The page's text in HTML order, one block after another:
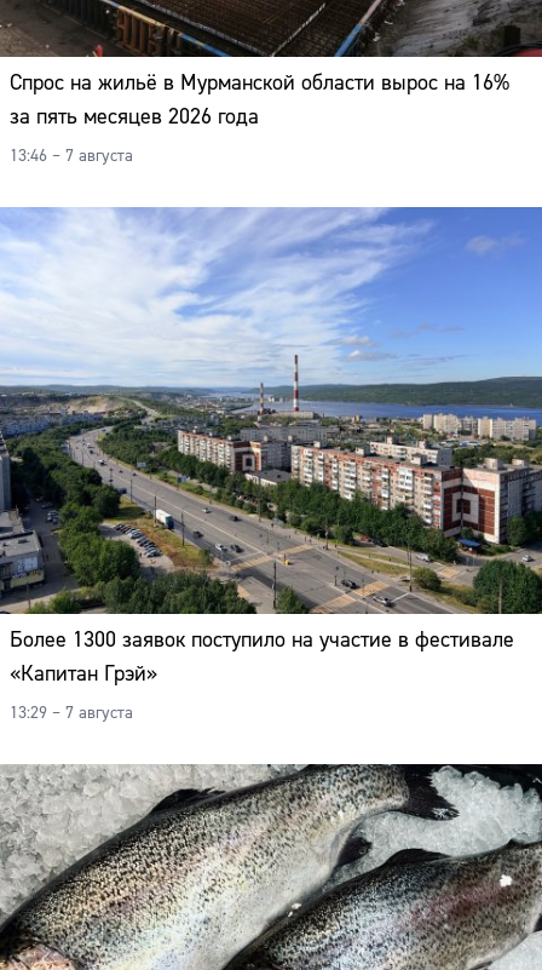
Спрос на жильё в Мурманской области вырос на 16%
за пять месяцев 2026 года
13:46 – 7 августа
Более 1300 заявок поступило на участие в фестивале
«Капитан Грэй»
13:29 – 7 августа